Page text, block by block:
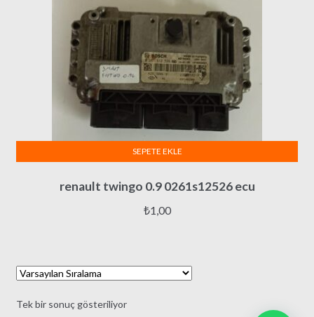
renault twingo 0.9 0261s12526 ecu
₺1,00
SEPETE EKLE
Tek bir sonuç gösteriliyor